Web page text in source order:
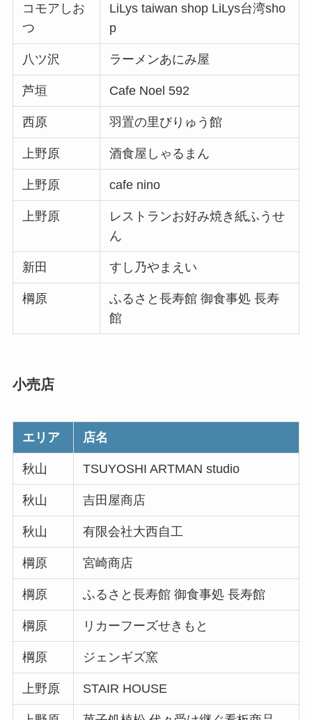
コモアしお
つ
LiLys taiwan shop LiLys台湾sho
p
八ツ沢 ラーメンあにみ屋
芦垣 Cafe Noel 592
西原 羽置の里びりゅう館
上野原 酒食屋しゃるまん
上野原 cafe nino
上野原
レストランお好み焼き紙ふうせ
ん
新田 すし乃やまえい
棡原
ふるさと長寿館 御食事処 長寿
館
小売店
エリア 店名
秋山 TSUYOSHI ARTMAN studio
秋山 吉田屋商店
秋山 有限会社大西自工
棡原 宮崎商店
棡原 ふるさと長寿館 御食事処 長寿館
棡原 リカーフーズせきもと
棡原 ジェンギズ窯
上野原 STAIR HOUSE